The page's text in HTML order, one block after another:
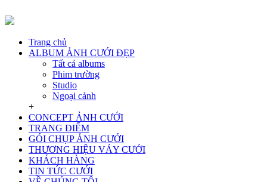
Trang chủ
ALBUM ẢNH CƯỚI ĐẸP
Tất cả albums
Phim trường
Studio
Ngoại cảnh
+
CONCEPT ẢNH CƯỚI
TRANG ĐIỂM
GÓI CHỤP ẢNH CƯỚI
THƯƠNG HIỆU VÁY CƯỚI
KHÁCH HÀNG
TIN TỨC CƯỚI